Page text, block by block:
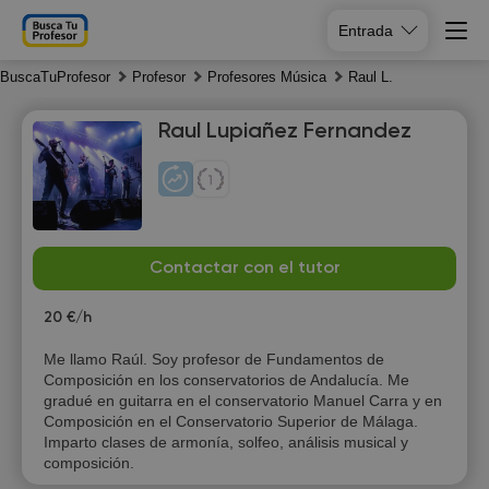
Entrada
BuscaTuProfesor Profesor Profesores Música Raul L.
Raul Lupiañez Fernandez
Contactar con el tutor
20 €/h
Me llamo Raúl. Soy profesor de Fundamentos de
Composición en los conservatorios de Andalucía. Me
gradué en guitarra en el conservatorio Manuel Carra y en
Composición en el Conservatorio Superior de Málaga.
Imparto clases de armonía, solfeo, análisis musical y
composición.
8
Su
9
Mo
10
11